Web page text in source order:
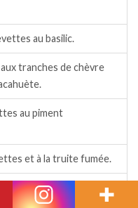
au basilic.
tranches de chèvre
au piment
et à la truite fumée.
et moules.